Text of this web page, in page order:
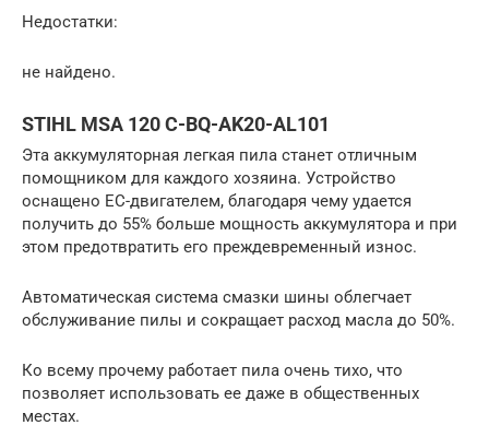
Недостатки:
не найдено.
STIHL MSA 120 C-BQ-AK20-AL101
Эта аккумуляторная легкая пила станет отличным
помощником для каждого хозяина. Устройство
оснащено ЕС-двигателем, благодаря чему удается
получить до 55% больше мощность аккумулятора и при
этом предотвратить его преждевременный износ.
Автоматическая система смазки шины облегчает
обслуживание пилы и сокращает расход масла до 50%.
Ко всему прочему работает пила очень тихо, что
позволяет использовать ее даже в общественных
местах.